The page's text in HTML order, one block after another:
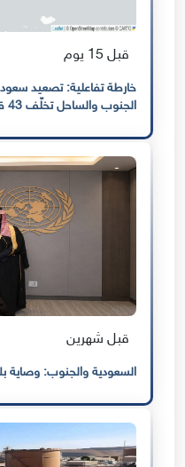
قبل 15 يوم
خارطة تفاعلية: تصعيد
الجنوب والساحل تخلّف 43 قتيلا
قبل شهرين
السعودية والجنوب: وصاية